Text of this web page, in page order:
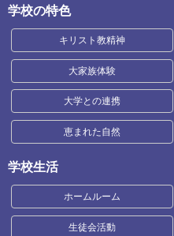
学校の特色
キリスト教精神
大家族体験
大学との連携
恵まれた自然
学校生活
ホームルーム
生徒会活動